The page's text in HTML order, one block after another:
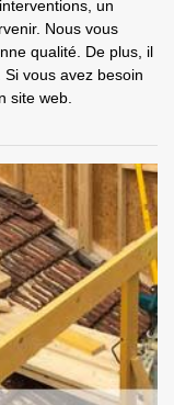
un
Nous vous
qualité. De plus, il
vous avez besoin
site web.